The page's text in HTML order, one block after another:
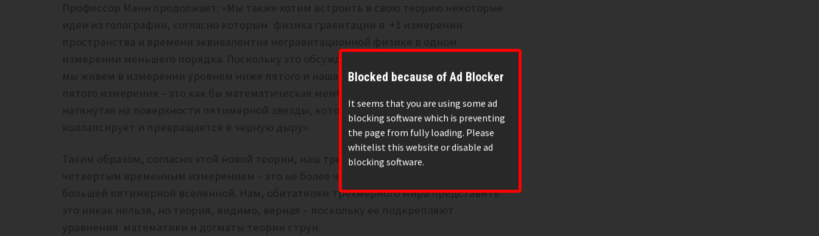
Blocked because of Ad Blocker
It seems that you are using some ad
blocking software which is preventing
the page from fully loading. Please
whitelist this website or disable ad
blocking software.
Профессор Манн продолжает: «Мы также хотим встроить в свою теорию некоторые
идеи из голографии, согласно которым физика гравитации в +1 измерении
пространства и времени эквивалентна негравитационной физике в одном
измерении меньшего порядка. Поскольку это обсуждалось, идея состояла в том, что
мы живем в измерении уровнем ниже пятого и наша Вселенная, для наблюдателя из
пятого измерения – это как бы математическая мембрана нулевой толщины,
натянутая на поверхности пятимерной звезды, которая в данный момент
коллапсирует и превращается в черную дыру».
Таким образом, согласно этой новой теории, наш трехмерный мир вместе с его
четвертым временным измерением – это не более чем «мембрана» в гораздо
большей пятимерной вселенной. Нам, обитателям трехмерного мира представить
это никак нельзя, но теория, видимо, верная – поскольку её подкрепляют
уравнения математики и догматы теории струн.